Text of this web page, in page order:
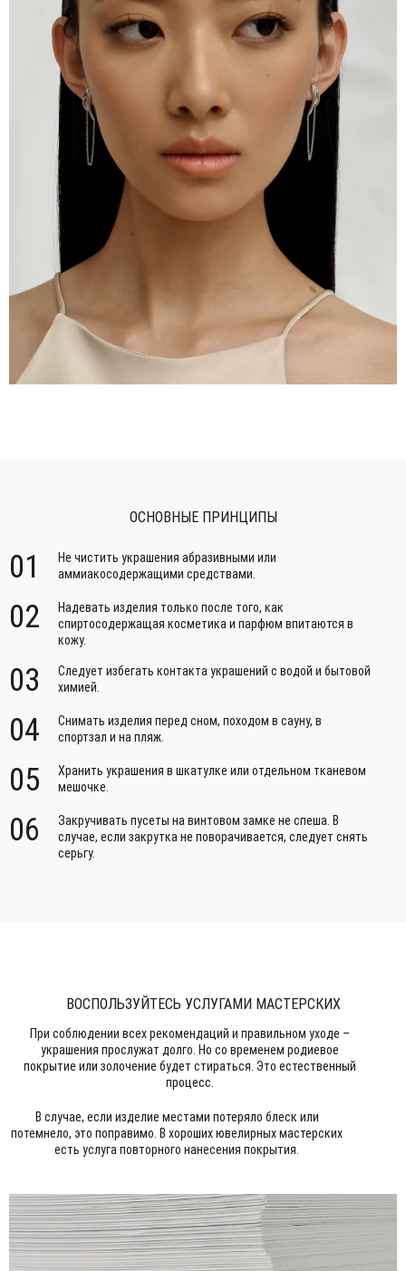
ОСНОВНЫЕ ПРИНЦИПЫ
01
Не чистить украшения абразивными или
аммиакосодержащими средствами.
02
Надевать изделия только после того, как
спиртосодержащая косметика и парфюм впитаются в
кожу.
03
Следует избегать контакта украшений с водой и бытовой
химией.
04
Снимать изделия перед сном, походом в сауну, в
спортзал и на пляж.
05
Хранить украшения в шкатулке или отдельном тканевом
мешочке.
06
Закручивать пусеты на винтовом замке не спеша. В
случае, если закрутка не поворачивается, следует снять
серьгу.
ВОСПОЛЬЗУЙТЕСЬ УСЛУГАМИ МАСТЕРСКИХ
При соблюдении всех рекомендаций и правильном уходе –
украшения прослужат долго. Но со временем родиевое
покрытие или золочение будет стираться. Это естественный
процесс.
В случае, если изделие местами потеряло блеск или
потемнело, это поправимо. В хороших ювелирных мастерских
есть услуга повторного нанесения покрытия.